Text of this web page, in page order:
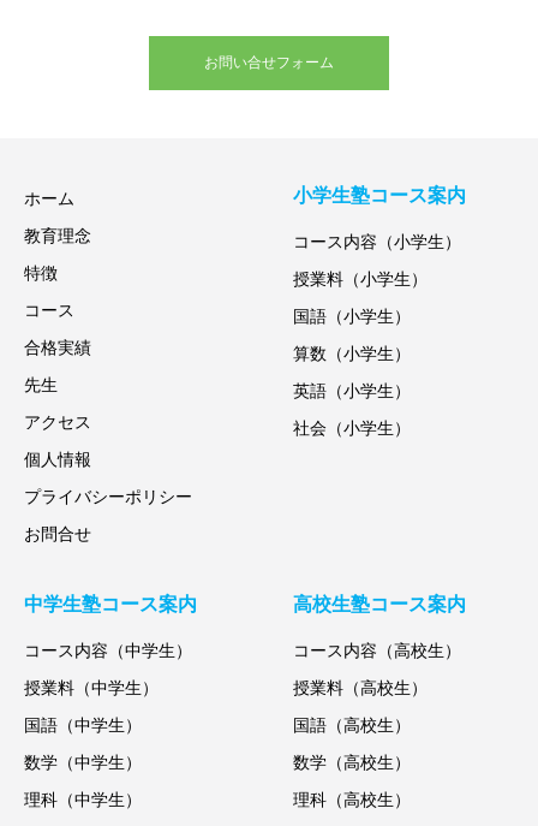
お問い合せフォーム
ホーム
教育理念
特徴
コース
合格実績
先生
アクセス
個人情報
プライバシーポリシー
お問合せ
小学生塾コース案内
コース内容（小学生）
授業料（小学生）
国語（小学生）
算数（小学生）
英語（小学生）
社会（小学生）
中学生塾コース案内
コース内容（中学生）
授業料（中学生）
国語（中学生）
数学（中学生）
理科（中学生）
高校生塾コース案内
コース内容（高校生）
授業料（高校生）
国語（高校生）
数学（高校生）
理科（高校生）